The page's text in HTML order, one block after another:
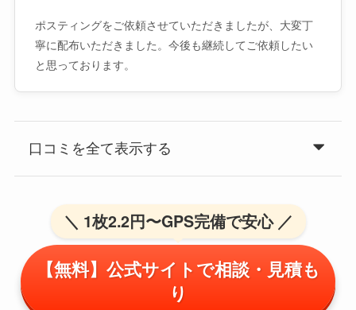
ポスティングをご依頼させていただきましたが、大変丁
寧に配布いただきました。今後も継続してご依頼したい
と思っております。
口コミを全て表示する
＼ 1枚2.2円〜GPS完備で安心 ／
【無料】公式サイトで相談・見積も
り